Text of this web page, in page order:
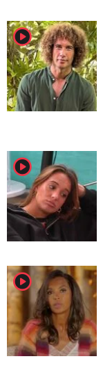
player2
player2
player2